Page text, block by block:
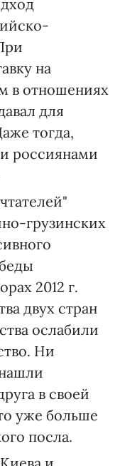
на
в отношениях
для
тогда,
россиянами
грузинских
2012 г.
двух стран
ослабили
Ни
в своей
уже больше
посла.